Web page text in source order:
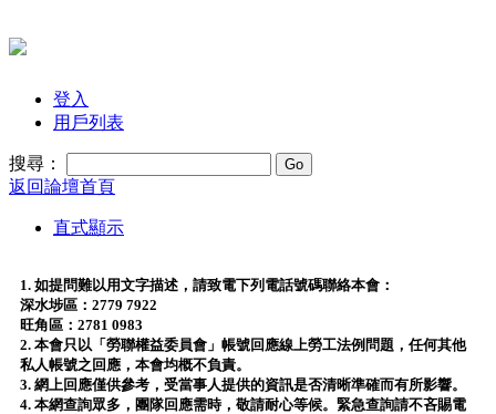
登入
用戶列表
搜尋：
返回論壇首頁
直式顯示
1. 如提問難以用文字描述，請致電下列電話號碼聯絡本會：
深水埗區：2779 7922
旺角區：2781 0983
2. 本會只以「勞聯權益委員會」帳號回應線上勞工法例問題，任何其他
私人帳號之回應，本會均概不負責。
3. 網上回應僅供參考，受當事人提供的資訊是否清晰準確而有所影響。
4. 本網查詢眾多，團隊回應需時，敬請耐心等候。緊急查詢請不吝賜電